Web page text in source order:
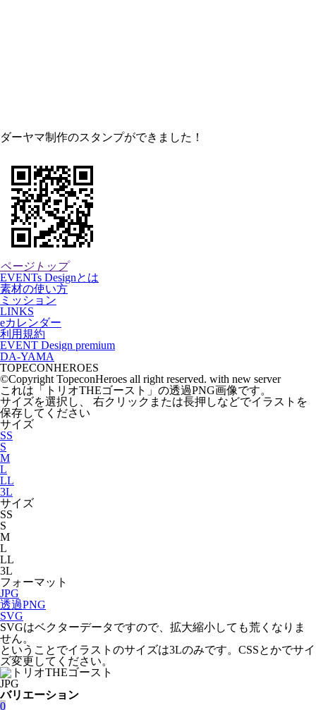
ダーヤマ制作のスタンプができました！
ページトップ
EVENTs Designとは
素材の使い方
ミッション
LINKS
eカレンダー
利用規約
EVENT Design premium
DA-YAMA
TOPECONHEROES
©Copyright TopeconHeroes all right reserved. with new server
これは「
トリオTHEゴースト 」の透過PNG画像です。
サイズを選択し、 右クリックまたは長押しなどでイラストを
保存してください
サイズ
SS
S
M
L
LL
3L
サイズ
SS
S
M
L
LL
3L
フォーマット
JPG
透過PNG
SVG
SVGはベクターデータですので、拡大縮小しても荒くなりま
せん。
ということでイラストのサイズは3Lのみです。CSSとかでサイ
ズ変更してください。
JPG
バリエーション
0